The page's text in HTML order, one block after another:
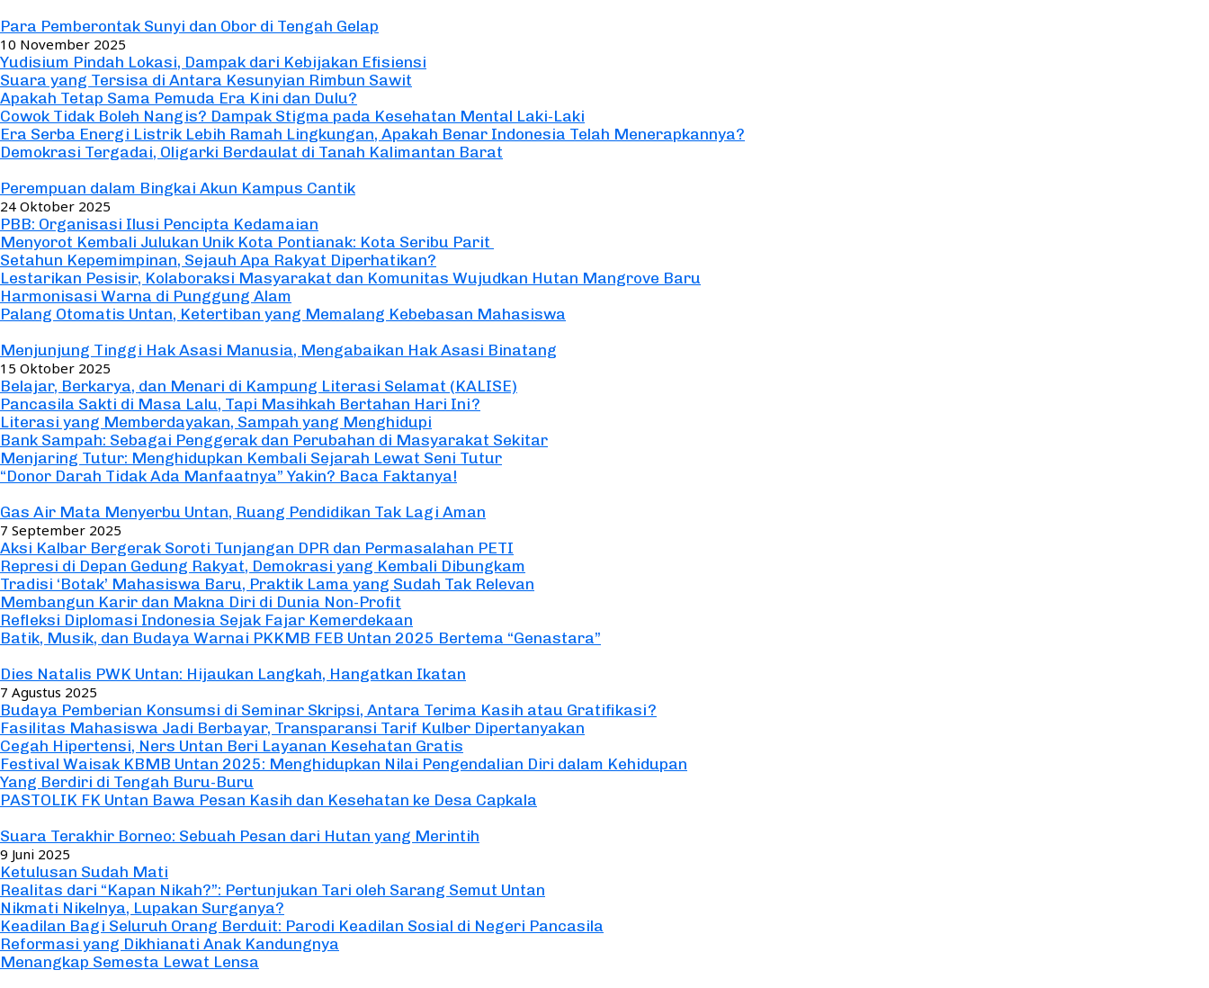
Para Pemberontak Sunyi dan Obor di Tengah Gelap
10 November 2025
Yudisium Pindah Lokasi, Dampak dari Kebijakan Efisiensi
Suara yang Tersisa di Antara Kesunyian Rimbun Sawit
Apakah Tetap Sama Pemuda Era Kini dan Dulu?
Cowok Tidak Boleh Nangis? Dampak Stigma pada Kesehatan Mental Laki-Laki
Era Serba Energi Listrik Lebih Ramah Lingkungan, Apakah Benar Indonesia Telah Menerapkannya?
Demokrasi Tergadai, Oligarki Berdaulat di Tanah Kalimantan Barat
Perempuan dalam Bingkai Akun Kampus Cantik
24 Oktober 2025
PBB: Organisasi Ilusi Pencipta Kedamaian
Menyorot Kembali Julukan Unik Kota Pontianak: Kota Seribu Parit
Setahun Kepemimpinan, Sejauh Apa Rakyat Diperhatikan?
Lestarikan Pesisir, Kolaboraksi Masyarakat dan Komunitas Wujudkan Hutan Mangrove Baru
Harmonisasi Warna di Punggung Alam
Palang Otomatis Untan, Ketertiban yang Memalang Kebebasan Mahasiswa
Menjunjung Tinggi Hak Asasi Manusia, Mengabaikan Hak Asasi Binatang
15 Oktober 2025
Belajar, Berkarya, dan Menari di Kampung Literasi Selamat (KALISE)
Pancasila Sakti di Masa Lalu, Tapi Masihkah Bertahan Hari Ini?
Literasi yang Memberdayakan, Sampah yang Menghidupi
Bank Sampah: Sebagai Penggerak dan Perubahan di Masyarakat Sekitar
Menjaring Tutur: Menghidupkan Kembali Sejarah Lewat Seni Tutur
“Donor Darah Tidak Ada Manfaatnya” Yakin? Baca Faktanya!
Gas Air Mata Menyerbu Untan, Ruang Pendidikan Tak Lagi Aman
7 September 2025
Aksi Kalbar Bergerak Soroti Tunjangan DPR dan Permasalahan PETI
Represi di Depan Gedung Rakyat, Demokrasi yang Kembali Dibungkam
Tradisi ‘Botak’ Mahasiswa Baru, Praktik Lama yang Sudah Tak Relevan
Membangun Karir dan Makna Diri di Dunia Non-Profit
Refleksi Diplomasi Indonesia Sejak Fajar Kemerdekaan
Batik, Musik, dan Budaya Warnai PKKMB FEB Untan 2025 Bertema “Genastara”
Dies Natalis PWK Untan: Hijaukan Langkah, Hangatkan Ikatan
7 Agustus 2025
Budaya Pemberian Konsumsi di Seminar Skripsi, Antara Terima Kasih atau Gratifikasi?
Fasilitas Mahasiswa Jadi Berbayar, Transparansi Tarif Kulber Dipertanyakan
Cegah Hipertensi, Ners Untan Beri Layanan Kesehatan Gratis
Festival Waisak KBMB Untan 2025: Menghidupkan Nilai Pengendalian Diri dalam Kehidupan
Yang Berdiri di Tengah Buru-Buru
PASTOLIK FK Untan Bawa Pesan Kasih dan Kesehatan ke Desa Capkala
Suara Terakhir Borneo: Sebuah Pesan dari Hutan yang Merintih
9 Juni 2025
Ketulusan Sudah Mati
Realitas dari “Kapan Nikah?”: Pertunjukan Tari oleh Sarang Semut Untan
Nikmati Nikelnya, Lupakan Surganya?
Keadilan Bagi Seluruh Orang Berduit: Parodi Keadilan Sosial di Negeri Pancasila
Reformasi yang Dikhianati Anak Kandungnya
Menangkap Semesta Lewat Lensa